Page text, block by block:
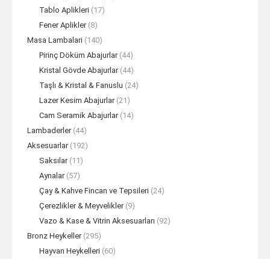
Tablo Aplikleri (17)
Fener Aplikler (8)
Masa Lambalari (140)
Pirinç Döküm Abajurlar (44)
Kristal Gövde Abajurlar (44)
Taşlı & Kristal & Fanuslu (24)
Lazer Kesim Abajurlar (21)
Cam Seramik Abajurlar (14)
Lambaderler (44)
Aksesuarlar (192)
Saksılar (11)
Aynalar (57)
Çay & Kahve Fincan ve Tepsileri (24)
Çerezlikler & Meyvelikler (9)
Vazo & Kase & Vitrin Aksesuarları (92)
Bronz Heykeller (295)
Hayvan Heykelleri (60)